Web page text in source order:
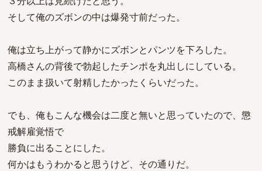
そして俺のズボンの中は爆発寸前だった。
俺は立ち上がって静かにズボンとパンツを下ろした。
高橋さんの背後で勃起したチンポを丸出しにしている。
このまま扱いて射精したかったくらいだった。
でも、俺もこんな機会は二度と無いと思っていたので、懲
戒解雇覚悟で
勝負に出ることにした。
何かはもうわかると思うけど、その通りだ。